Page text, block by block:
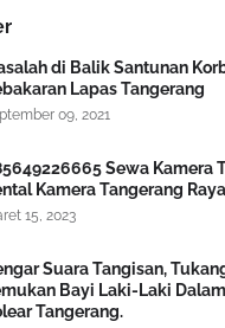
di Balik Santunan
Lapas Tangerang
09, 2021
Sewa Kamera
Kamera Tangerang
15, 2023
Suara Tangisan,
Bayi Laki-Laki
Tangerang.